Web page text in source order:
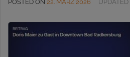
POSTED ON 22. MÄRZ 2026 UPDATED